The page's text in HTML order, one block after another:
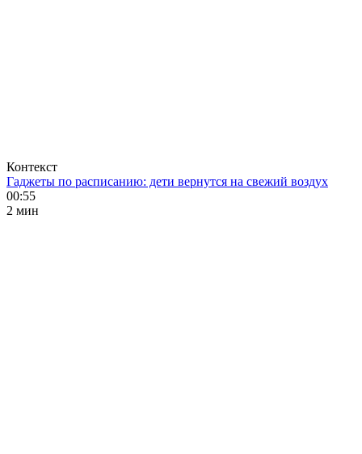
Контекст
Гаджеты по расписанию: дети вернутся на свежий воздух
00:55
2 мин